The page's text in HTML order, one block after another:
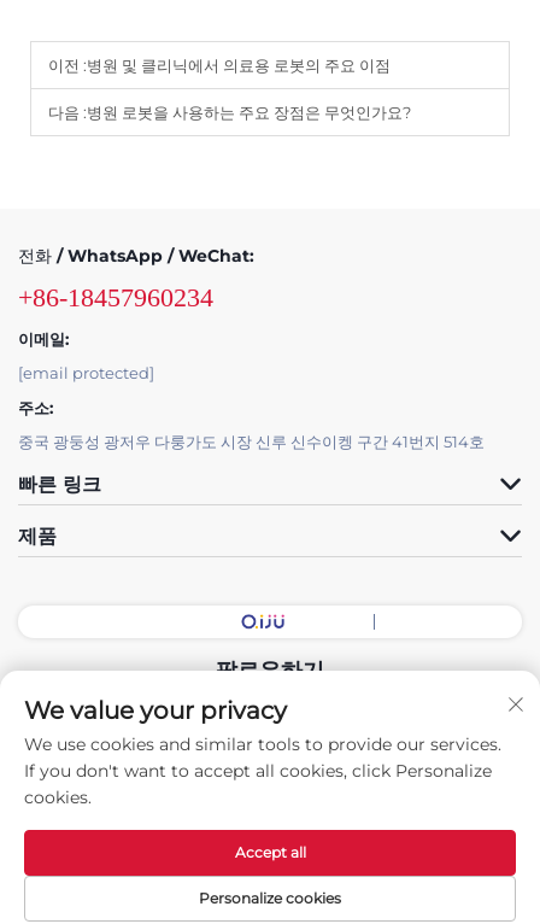
이전 :병원 및 클리닉에서 의료용 로봇의 주요 이점
다음 :병원 로봇을 사용하는 주요 장점은 무엇인가요?
전화 / WhatsApp / WeChat:
+86-18457960234
이메일:
[email protected]
주소:
중국 광둥성 광저우 다룽가도 시장 신루 신수이켕 구간 41번지 514호
빠른 링크
제품
팔로우하기
저작권 © 2025 중국 광둥 전시홀 지능형 장비 유한회사. 모든 권리 보유.
-개인정보 보호정책
We value your privacy
We use cookies and similar tools to provide our services.
If you don't want to accept all cookies, click Personalize
cookies.
Personalize cookies
Accept all